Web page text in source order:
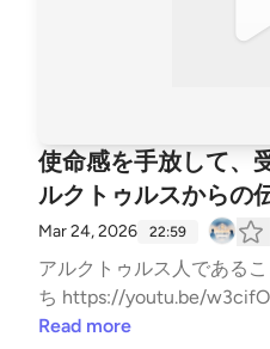
使命感を手放して、
ルクトゥルスからの
Mar 24, 2026 22:59
アルクトゥルス人である
ち https://youtu.be/
QZ9 シリーズ記事📚✨ https://note.com/maki_moris
Read more